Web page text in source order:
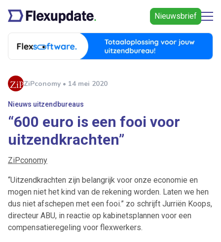
Nieuwsbrief
ZiPconomy • 14 mei 2020
Nieuws uitzendbureaus
“600 euro is een fooi voor
uitzendkrachten”
ZiPconomy
“Uitzendkrachten zijn belangrijk voor onze economie en
mogen niet het kind van de rekening worden. Laten we hen
dus niet afschepen met een fooi.” zo schrijft Jurriën Koops,
directeur ABU, in reactie op kabinetsplannen voor een
compensatieregeling voor flexwerkers.